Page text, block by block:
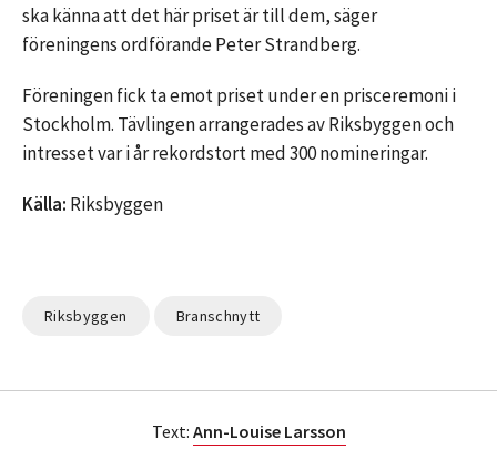
ska känna att det här priset är till dem, säger
föreningens ordförande Peter Strandberg.
Föreningen fick ta emot priset under en prisceremoni i
Stockholm. Tävlingen arrangerades av Riksbyggen och
intresset var i år rekordstort med 300 nomineringar.
Källa: Riksbyggen
Riksbyggen Branschnytt
Text: Ann-Louise Larsson